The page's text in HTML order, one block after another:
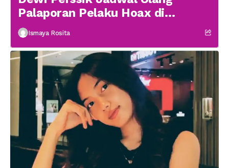
Palaporan Pelaku Hoax di
Medsos
Ismaya Rosita